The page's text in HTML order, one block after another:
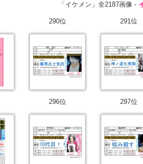
「イケメン」全2187画像 -
290位 291位
296位 297位